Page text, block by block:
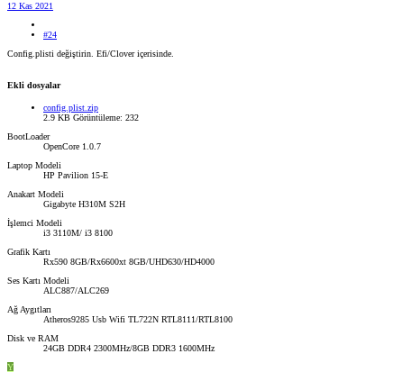
12 Kas 2021
#24
Config.plisti değiştirin. Efi/Clover içerisinde.
Ekli dosyalar
config.plist.zip
2.9 KB Görüntüleme: 232
BootLoader
OpenCore 1.0.7
Laptop Modeli
HP Pavilion 15-E
Anakart Modeli
Gigabyte H310M S2H
İşlemci Modeli
i3 3110M/ i3 8100
Grafik Kartı
Rx590 8GB/Rx6600xt 8GB/UHD630/HD4000
Ses Kartı Modeli
ALC887/ALC269
Ağ Aygıtları
Atheros9285 Usb Wifi TL722N RTL8111/RTL8100
Disk ve RAM
24GB DDR4 2300MHz/8GB DDR3 1600MHz
Y